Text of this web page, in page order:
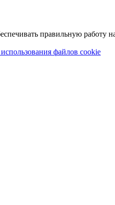
правильную работу
файлов cookie